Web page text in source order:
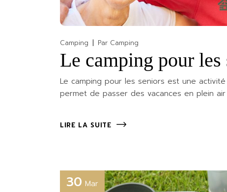
Camping Par Camping
Le camping pour
Le camping pour les seniors est une
permet de passer des vacances en plein
LIRE LA SUITE
30 Mar